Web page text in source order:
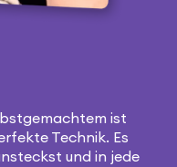
ist
Technik. Es
und in jede